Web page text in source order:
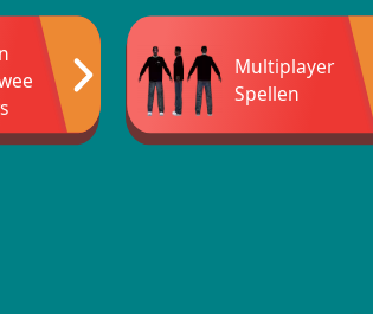
Multiplayer
Spellen